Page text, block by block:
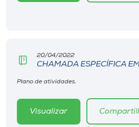
Selecione
o idioma
20/04/2022
CHAMADA ESPECÍFICA
Plano de atividades.
Visualizar